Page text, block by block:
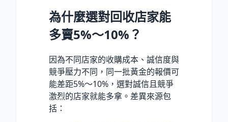
為什麼選對回收店家能
多賣5%～10%？
因為不同店家的收購成本、誠信度與
競爭壓力不同，同一批黃金的報價可
能差距5%～10%，選對誠信且競爭
激烈的店家就能多拿。差異來源包
括：